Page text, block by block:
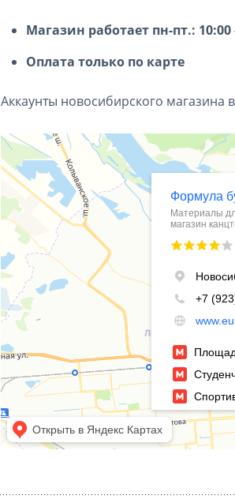
Магазин работает пн-пт.: 10:00
Оплата только по карте
Аккаунты новосибирского магазина